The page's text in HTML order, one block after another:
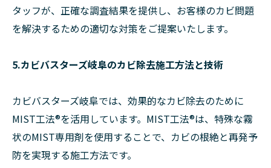
タッフが、正確な調査結果を提供し、お客様のカビ問題
を解決するための適切な対策をご提案いたします。
5.カビバスターズ岐阜のカビ除去施工方法と技術
カビバスターズ岐阜では、効果的なカビ除去のために
MIST工法®を活用しています。MIST工法®は、特殊な霧
状のMIST専用剤を使用することで、カビの根絶と再発予
防を実現する施工方法です。